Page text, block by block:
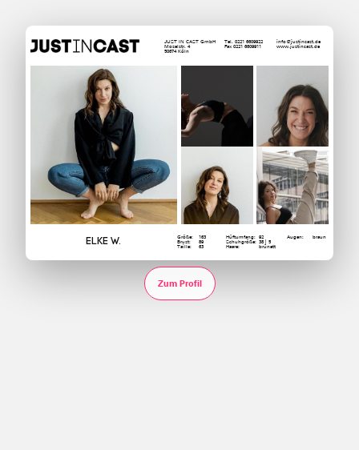
JUST IN CAST GmbH
Moselstr. 4
50674 Köln
Tel. 0221 6609922
Fax 0221 6609911
info@justincast.de
www.justincast.de
Elke W. Größe: 163 Hüftumfang: 92 Augen: braun
Brust: 89 Schuhgröße: 38 | 5
Taille: 63 Haare: brünett
Zum Profil